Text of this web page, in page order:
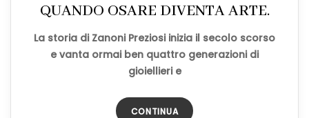
QUANDO OSARE DIVENTA ARTE.
La storia di Zanoni Preziosi inizia il secolo scorso
e vanta ormai ben quattro generazioni di
gioiellieri e
CONTINUA